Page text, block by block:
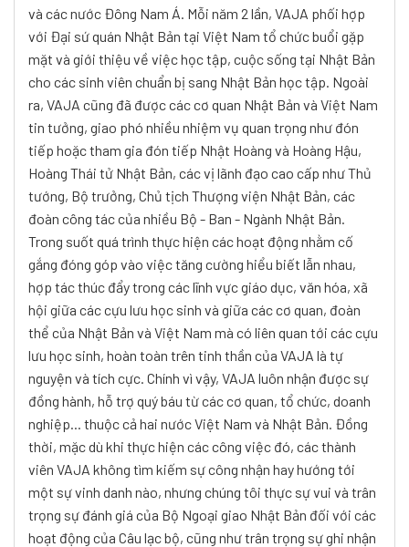
và các nước Đông Nam Á. Mỗi năm 2 lần, VAJA phối hợp
với Đại sứ quán Nhật Bản tại Việt Nam tổ chức buổi gặp
mặt và giới thiệu về việc học tập, cuộc sống tại Nhật Bản
cho các sinh viên chuẩn bị sang Nhật Bản học tập. Ngoài
ra, VAJA cũng đã được các cơ quan Nhật Bản và Việt Nam
tin tưởng, giao phó nhiều nhiệm vụ quan trọng như đón
tiếp hoặc tham gia đón tiếp Nhật Hoàng và Hoàng Hậu,
Hoàng Thái tử Nhật Bản, các vị lãnh đạo cao cấp như Thủ
tướng, Bộ trưởng, Chủ tịch Thượng viện Nhật Bản, các
đoàn công tác của nhiều Bộ - Ban - Ngành Nhật Bản.
Trong suốt quá trình thực hiện các hoạt động nhằm cố
gắng đóng góp vào việc tăng cường hiểu biết lẫn nhau,
hợp tác thúc đẩy trong các lĩnh vực giáo dục, văn hóa, xã
hội giữa các cựu lưu học sinh và giữa các cơ quan, đoàn
thể của Nhật Bản và Việt Nam mà có liên quan tới các cựu
lưu học sinh, hoàn toàn trên tinh thần của VAJA là tự
nguyện và tích cực. Chính vì vậy, VAJA luôn nhận được sự
đồng hành, hỗ trợ quý báu từ các cơ quan, tổ chức, doanh
nghiệp... thuộc cả hai nước Việt Nam và Nhật Bản. Đồng
thời, mặc dù khi thực hiện các công việc đó, các thành
viên VAJA không tìm kiếm sự công nhận hay hướng tới
một sự vinh danh nào, nhưng chúng tôi thực sự vui và trân
trọng sự đánh giá của Bộ Ngoại giao Nhật Bản đối với các
hoạt động của Câu lạc bộ, cũng như trân trọng sự ghi nhận